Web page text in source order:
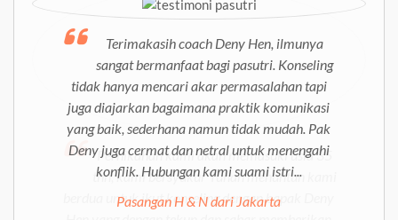
Terimakasih coach Deny Hen, ilmunya
sangat bermanfaat bagi pasutri. Konseling
tidak hanya mencari akar permasalahan tapi
juga diajarkan bagaimana praktik komunikasi
yang baik, sederhana namun tidak mudah. Pak
Deny juga cermat dan netral untuk menengahi
konflik. Hubungan kami suami istri...
Pasangan H & N dari Jakarta
Pernikahan kami akan memasuki usia 35
thn, kami bersyukur Tuhan menuntun kami
berdua untuk ikut konseling dengan bapak Deny
Hen yang dengan tekun dan sabar memberikan
arahan bagaimana komunikasi yang baik dan
benar di antara kami berdua,
Pasangan B & S dari BSD